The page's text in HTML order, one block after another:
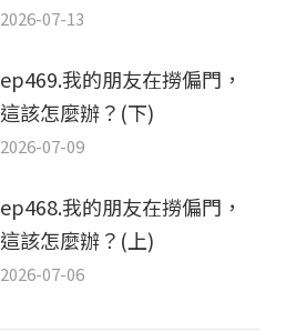
2026-07-13
ep469.我的朋友在撈偏門，
這該怎麼辦？(下)
2026-07-09
ep468.我的朋友在撈偏門，
這該怎麼辦？(上)
2026-07-06